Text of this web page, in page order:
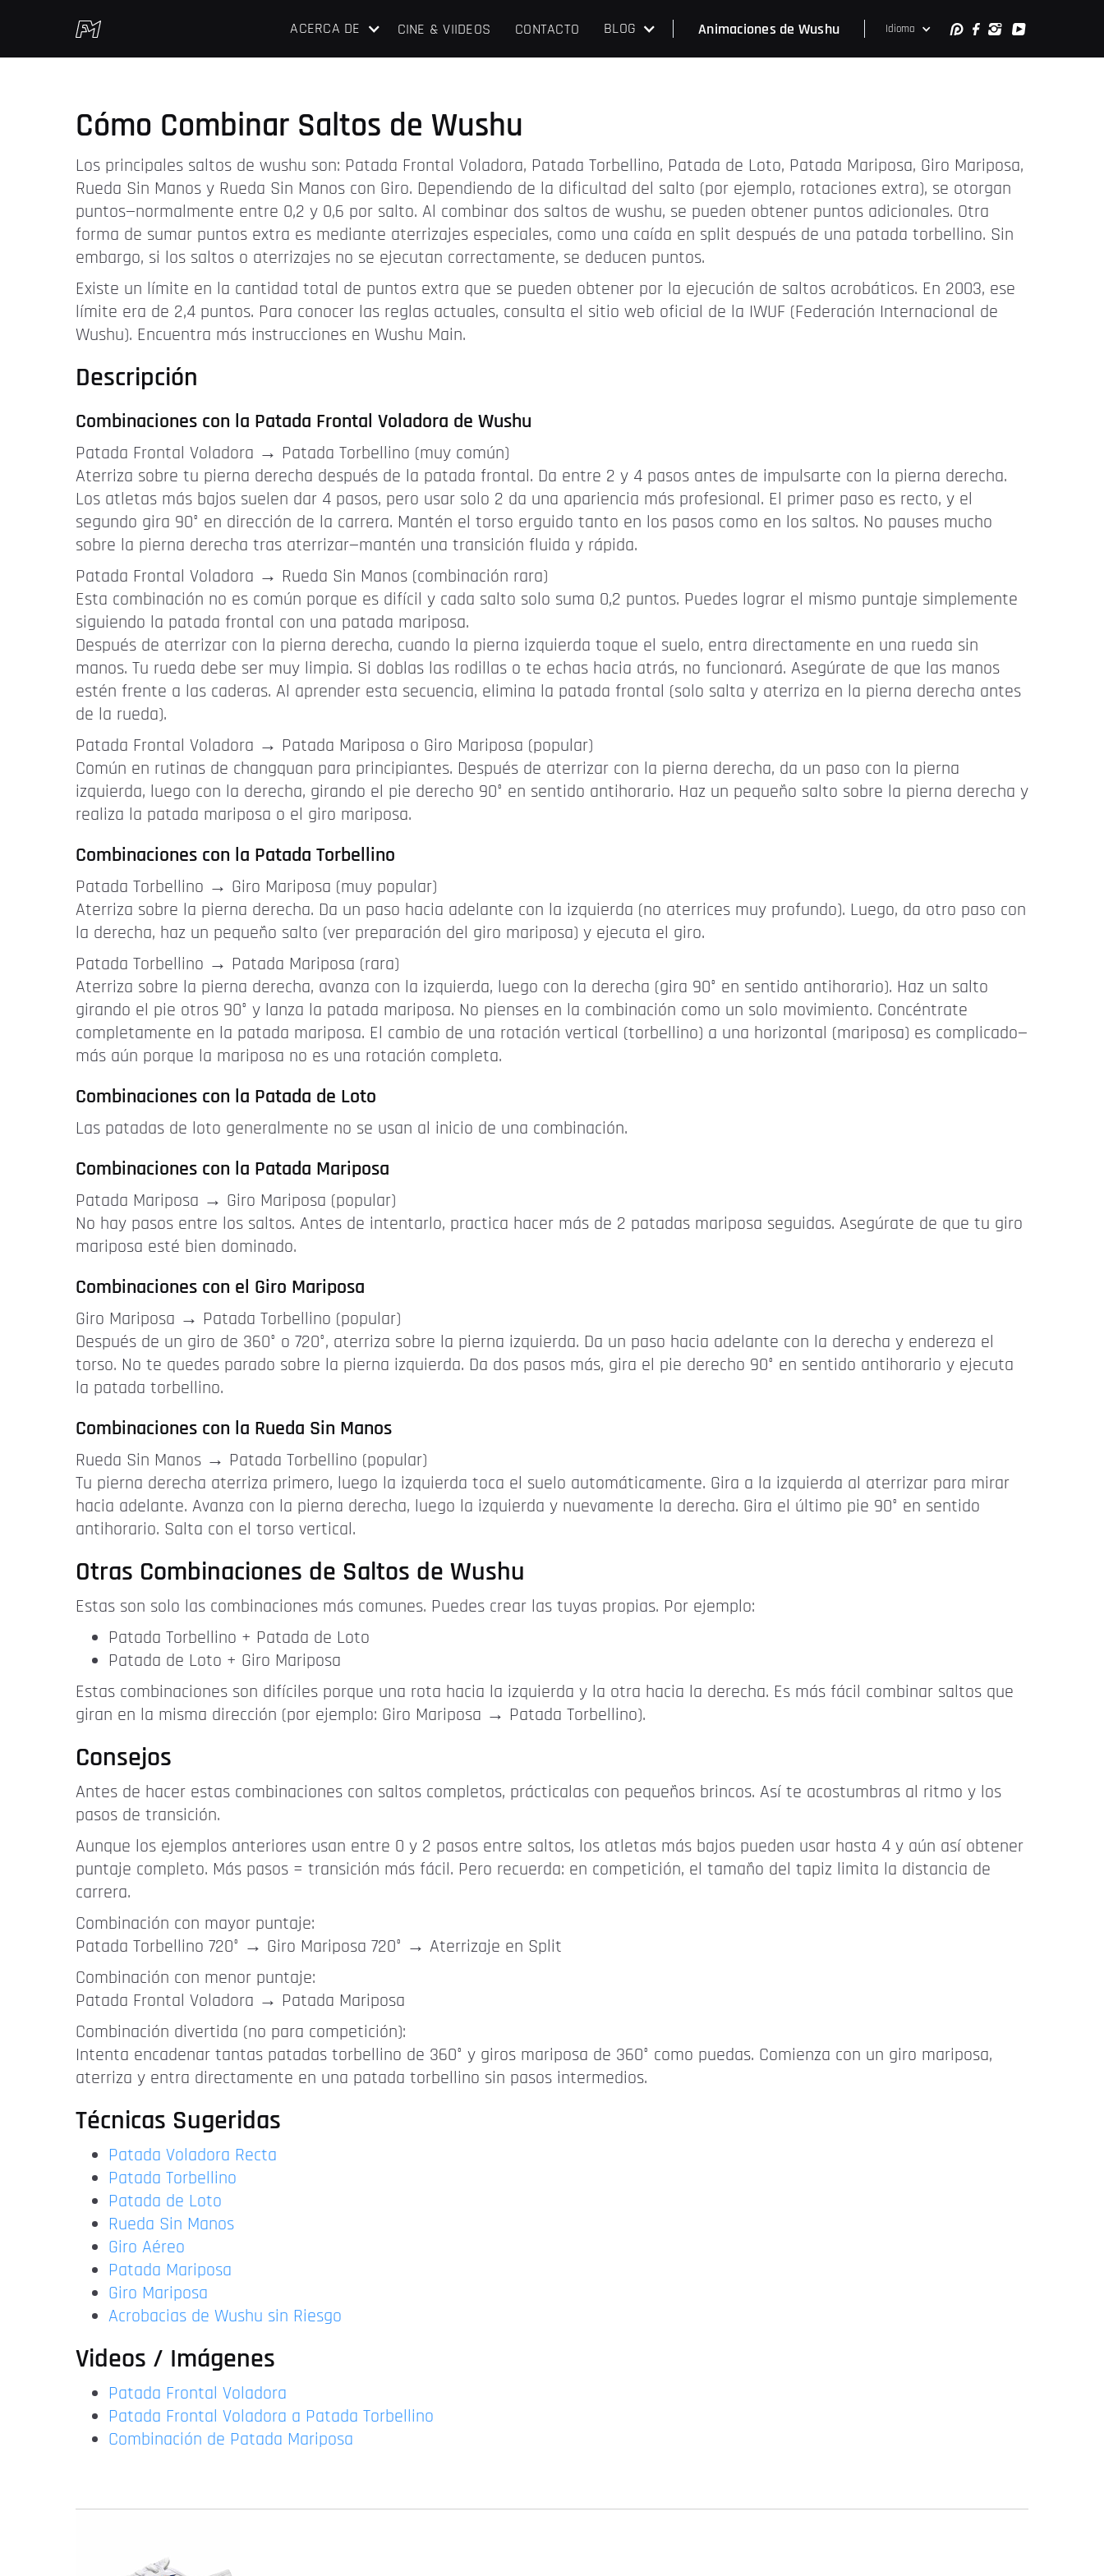
ACERCA DE CINE & VIIDEOS CONTACTO BLOG Animaciones de Wushu Idioma
Cómo Combinar Saltos de Wushu
Los principales saltos de wushu son: Patada Frontal Voladora, Patada Torbellino, Patada de Loto, Patada Mariposa, Giro Mariposa,
Rueda Sin Manos y Rueda Sin Manos con Giro. Dependiendo de la dificultad del salto (por ejemplo, rotaciones extra), se otorgan
puntos—normalmente entre 0,2 y 0,6 por salto. Al combinar dos saltos de wushu, se pueden obtener puntos adicionales. Otra
forma de sumar puntos extra es mediante aterrizajes especiales, como una caída en split después de una patada torbellino. Sin
embargo, si los saltos o aterrizajes no se ejecutan correctamente, se deducen puntos.
Existe un límite en la cantidad total de puntos extra que se pueden obtener por la ejecución de saltos acrobáticos. En 2003, ese
límite era de 2,4 puntos. Para conocer las reglas actuales, consulta el sitio web oficial de la IWUF (Federación Internacional de
Wushu). Encuentra más instrucciones en Wushu Main.
Descripción
Combinaciones con la Patada Frontal Voladora de Wushu
Patada Frontal Voladora → Patada Torbellino (muy común)
Aterriza sobre tu pierna derecha después de la patada frontal. Da entre 2 y 4 pasos antes de impulsarte con la pierna derecha.
Los atletas más bajos suelen dar 4 pasos, pero usar solo 2 da una apariencia más profesional. El primer paso es recto, y el
segundo gira 90° en dirección de la carrera. Mantén el torso erguido tanto en los pasos como en los saltos. No pauses mucho
sobre la pierna derecha tras aterrizar—mantén una transición fluida y rápida.
Patada Frontal Voladora → Rueda Sin Manos (combinación rara)
Esta combinación no es común porque es difícil y cada salto solo suma 0,2 puntos. Puedes lograr el mismo puntaje simplemente
siguiendo la patada frontal con una patada mariposa.
Después de aterrizar con la pierna derecha, cuando la pierna izquierda toque el suelo, entra directamente en una rueda sin
manos. Tu rueda debe ser muy limpia. Si doblas las rodillas o te echas hacia atrás, no funcionará. Asegúrate de que las manos
estén frente a las caderas. Al aprender esta secuencia, elimina la patada frontal (solo salta y aterriza en la pierna derecha antes
de la rueda).
Patada Frontal Voladora → Patada Mariposa o Giro Mariposa (popular)
Común en rutinas de changquan para principiantes. Después de aterrizar con la pierna derecha, da un paso con la pierna
izquierda, luego con la derecha, girando el pie derecho 90° en sentido antihorario. Haz un pequeño salto sobre la pierna derecha y
realiza la patada mariposa o el giro mariposa.
Combinaciones con la Patada Torbellino
Patada Torbellino → Giro Mariposa (muy popular)
Aterriza sobre la pierna derecha. Da un paso hacia adelante con la izquierda (no aterrices muy profundo). Luego, da otro paso con
la derecha, haz un pequeño salto (ver preparación del giro mariposa) y ejecuta el giro.
Patada Torbellino → Patada Mariposa (rara)
Aterriza sobre la pierna derecha, avanza con la izquierda, luego con la derecha (gira 90° en sentido antihorario). Haz un salto
girando el pie otros 90° y lanza la patada mariposa. No pienses en la combinación como un solo movimiento. Concéntrate
completamente en la patada mariposa. El cambio de una rotación vertical (torbellino) a una horizontal (mariposa) es complicado—
más aún porque la mariposa no es una rotación completa.
Combinaciones con la Patada de Loto
Las patadas de loto generalmente no se usan al inicio de una combinación.
Combinaciones con la Patada Mariposa
Patada Mariposa → Giro Mariposa (popular)
No hay pasos entre los saltos. Antes de intentarlo, practica hacer más de 2 patadas mariposa seguidas. Asegúrate de que tu giro
mariposa esté bien dominado.
Combinaciones con el Giro Mariposa
Giro Mariposa → Patada Torbellino (popular)
Después de un giro de 360° o 720°, aterriza sobre la pierna izquierda. Da un paso hacia adelante con la derecha y endereza el
torso. No te quedes parado sobre la pierna izquierda. Da dos pasos más, gira el pie derecho 90° en sentido antihorario y ejecuta
la patada torbellino.
Combinaciones con la Rueda Sin Manos
Rueda Sin Manos → Patada Torbellino (popular)
Tu pierna derecha aterriza primero, luego la izquierda toca el suelo automáticamente. Gira a la izquierda al aterrizar para mirar
hacia adelante. Avanza con la pierna derecha, luego la izquierda y nuevamente la derecha. Gira el último pie 90° en sentido
antihorario. Salta con el torso vertical.
Otras Combinaciones de Saltos de Wushu
Estas son solo las combinaciones más comunes. Puedes crear las tuyas propias. Por ejemplo:
Patada Torbellino + Patada de Loto
Patada de Loto + Giro Mariposa
Estas combinaciones son difíciles porque una rota hacia la izquierda y la otra hacia la derecha. Es más fácil combinar saltos que
giran en la misma dirección (por ejemplo: Giro Mariposa → Patada Torbellino).
Consejos
Antes de hacer estas combinaciones con saltos completos, prácticalas con pequeños brincos. Así te acostumbras al ritmo y los
pasos de transición.
Aunque los ejemplos anteriores usan entre 0 y 2 pasos entre saltos, los atletas más bajos pueden usar hasta 4 y aún así obtener
puntaje completo. Más pasos = transición más fácil. Pero recuerda: en competición, el tamaño del tapiz limita la distancia de
carrera.
Combinación con mayor puntaje:
Patada Torbellino 720° → Giro Mariposa 720° → Aterrizaje en Split
Combinación con menor puntaje:
Patada Frontal Voladora → Patada Mariposa
Combinación divertida (no para competición):
Intenta encadenar tantas patadas torbellino de 360° y giros mariposa de 360° como puedas. Comienza con un giro mariposa,
aterriza y entra directamente en una patada torbellino sin pasos intermedios.
Técnicas Sugeridas
Patada Voladora Recta
Patada Torbellino
Patada de Loto
Rueda Sin Manos
Giro Aéreo
Patada Mariposa
Giro Mariposa
Acrobacias de Wushu sin Riesgo
Videos / Imágenes
Patada Frontal Voladora
Patada Frontal Voladora a Patada Torbellino
Combinación de Patada Mariposa